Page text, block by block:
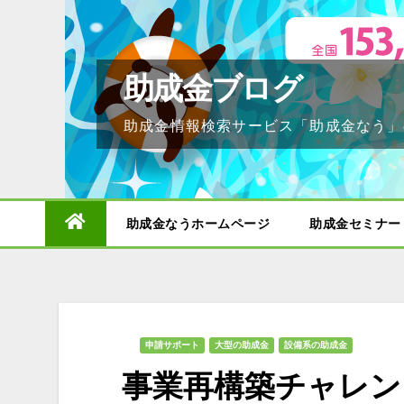
助成金ブログ
助成金情報検索サービス「助成金なう
助成金なうホームページ 助成金セミナー
申請サポート 大型の助成金 設備系の助成金
事業再構築チャレ